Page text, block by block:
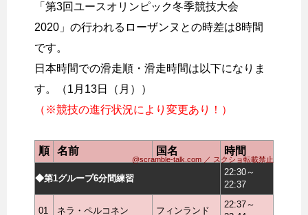
「第3回ユースオリンピック冬季競技大会
2020」の行われるローザンヌとの時差は8時間
です。
日本時間での滑走順・滑走時間は以下になりま
す。（1月13日（月））
（※競技の進行状況により変更あり！）
@scramble-talk.com ／ スクショ転載禁止
順 名前 国名 時間
◆第1グループ6分間練習
22:30～
22:37
01 ネラ・ペルコネン フィンランド
22:37～